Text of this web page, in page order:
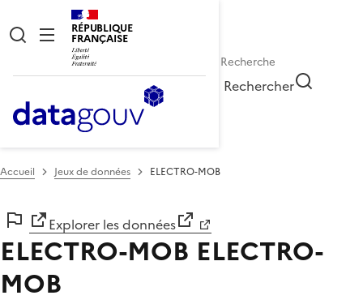
RÉPUBLIQUE
FRANÇAISE
Rechercher
Accueil Jeux de données ELECTRO-MOB
Explorer les données
ELECTRO-MOB ELECTRO-
MOB